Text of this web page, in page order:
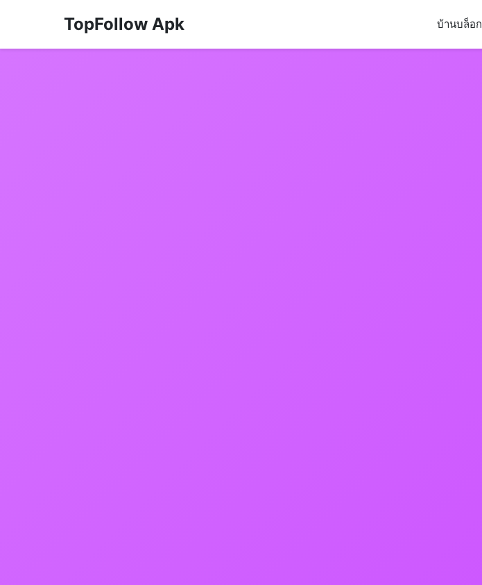
TopFollow Apk บ้านบล็อก